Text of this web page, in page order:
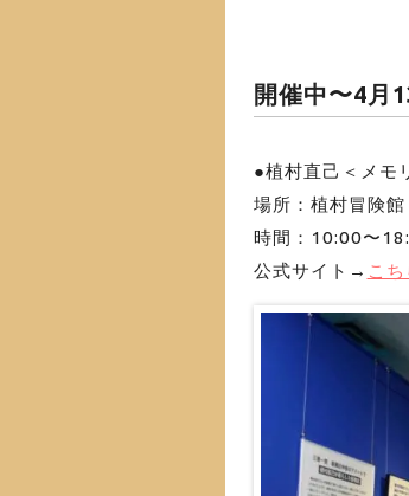
開催中〜4月
●植村直己＜メモ
場所：植村冒険
時間：10:00〜
公式サイト→ こち